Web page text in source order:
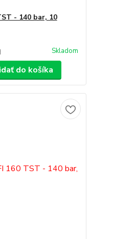
- 140 bar, 10
Skladom
do košíka